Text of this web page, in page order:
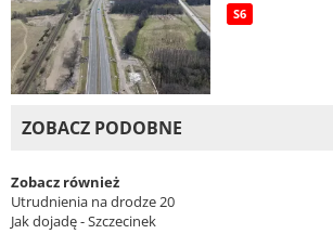
S6
ZOBACZ PODOBNE
Zobacz również
Utrudnienia na drodze 20
Jak dojadę - Szczecinek